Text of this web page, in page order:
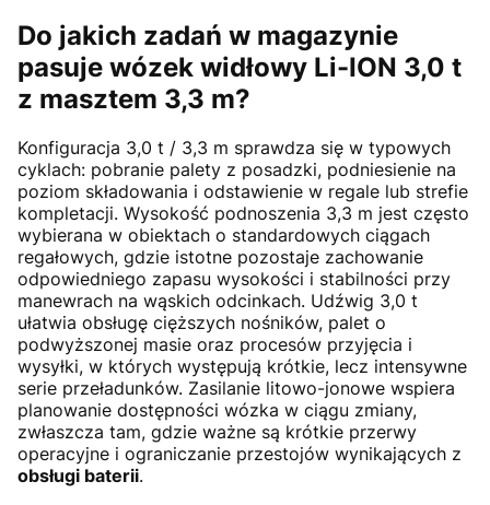
Do jakich zadań w magazynie
pasuje wózek widłowy Li-ION 3,0 t
z masztem 3,3 m?
Konfiguracja 3,0 t / 3,3 m sprawdza się w typowych
cyklach: pobranie palety z posadzki, podniesienie na
poziom składowania i odstawienie w regale lub strefie
kompletacji. Wysokość podnoszenia 3,3 m jest często
wybierana w obiektach o standardowych ciągach
regałowych, gdzie istotne pozostaje zachowanie
odpowiedniego zapasu wysokości i stabilności przy
manewrach na wąskich odcinkach. Udźwig 3,0 t
ułatwia obsługę cięższych nośników, palet o
podwyższonej masie oraz procesów przyjęcia i
wysyłki, w których występują krótkie, lecz intensywne
serie przeładunków. Zasilanie litowo-jonowe wspiera
planowanie dostępności wózka w ciągu zmiany,
zwłaszcza tam, gdzie ważne są krótkie przerwy
operacyjne i ograniczanie przestojów wynikających z
obsługi baterii.